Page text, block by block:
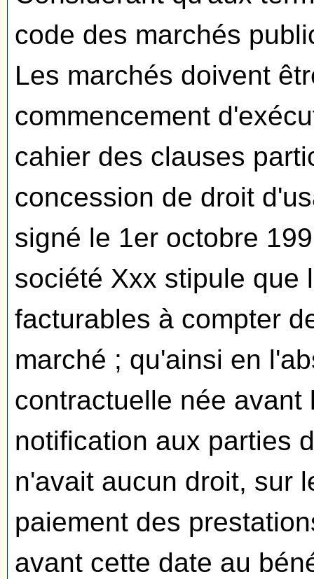
code des marchés
Les marchés doivent
commencement
cahier des clauses
concession de droit
signé le 1er octobre
société Xxx stipule que
facturables à compter
marché ; qu'ainsi en
contractuelle née
notification aux parties
n'avait aucun droit, sur
paiement des
avant cette date au